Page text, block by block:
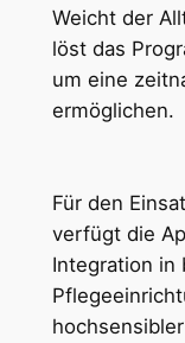
Weicht der
löst das
um eine
ermöglichen.
Für den
verfügt die
Integration in